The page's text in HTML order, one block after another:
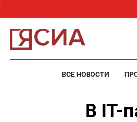
ВСЕ НОВОСТИ
В IT-